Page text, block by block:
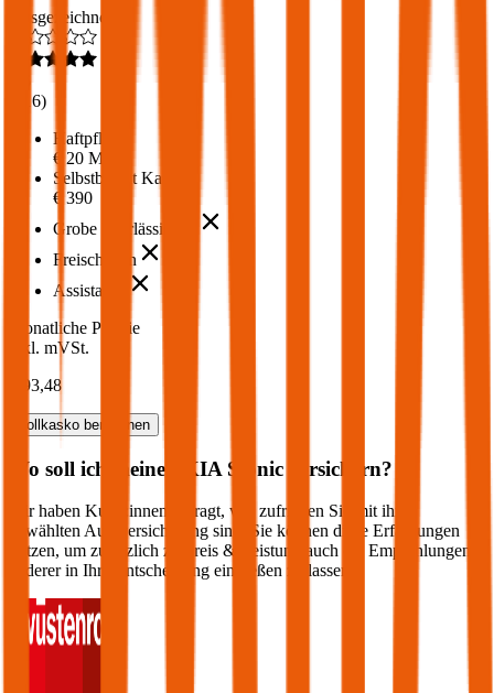
Ausgezeichnet
216)
Haftpflicht
€ 20 Mio.
Selbstbehalt Kasko
€ 390
Grobe Fahrlässigkeit
Freischaden
Assistance
Monatliche Prämie
inkl. mVSt.
€ 93,48
Vollkasko berechnen
Wo soll ich meinen KIA Stonic versichern?
Wir haben Kund:innen befragt, wie zufrieden Sie mit ihrer
gewählten Autoversicherung sind. Sie können diese Erfahrungen
nutzen, um zusätzlich zu Preis & Leistung auch die Empfehlungen
anderer in Ihre Entscheidung einfließen zu lassen: